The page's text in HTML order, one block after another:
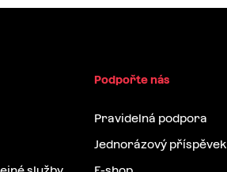
Podpořte nás
Pravidelná podpora
Jednorázový příspěvek